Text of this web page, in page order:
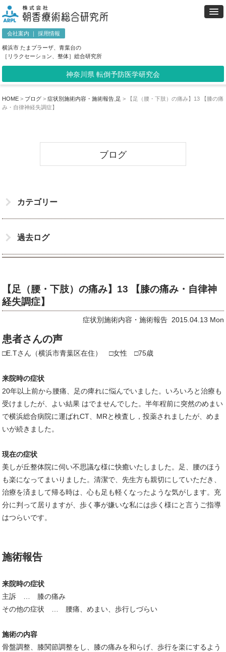
会社案内 ｜採用情報
横浜市 たまプラーザ、青葉台の
［リラクセーション、整体］総合研究所
神奈川県 転倒予防医学研究会
HOME > ブログ > 症状別施術内容・施術報告 足 >
【足（腰・下肢）の痛み】13 【膝の痛
み・自律神経失調症】
ブログ
カテゴリー
過去ログ
【足（腰・下肢）の痛み】13 【膝の痛み・自律神
経失調症】
症状別施術内容・施術報告 2015.04.13 Mon
患者さんの声
□E.Tさん（横浜市青葉区在住） □女性 □75歳
来院時の症状
20年以上前から腰痛、足の痺れに悩んでいました。いろいろと治療も
受けましたが、よい結果 はでませんでした。半年程前に突然のめまい
で横浜総合病院に運ばれCT、MRと検査し，投薬されましたが、めま
いが続きました。
現在の症状
美しが丘整体院に伺い不思議な様に快癒いたしました。足、腰のほう
も楽になってまいりました。清潔で、先生方も親切にしていただき、
治療を済まして帰る時は、心も足も軽くなったような気がします。充
分に判って居りますが、歩く事が嫌いな私には歩く様にと言うご指導
はつらいです。
施術報告
来院時の症状
主訴 … 膝の痛み
その他の症状 … 腰痛、めまい、歩行しづらい
施術の内容
骨盤調整、膝関節調整をし、膝の痛みを和らげ、歩行を楽にするよう